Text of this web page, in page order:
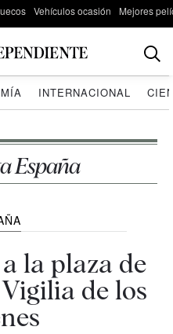
Vehículos ocasión Mejores
INTERNACIONAL
España
la plaza de
de los